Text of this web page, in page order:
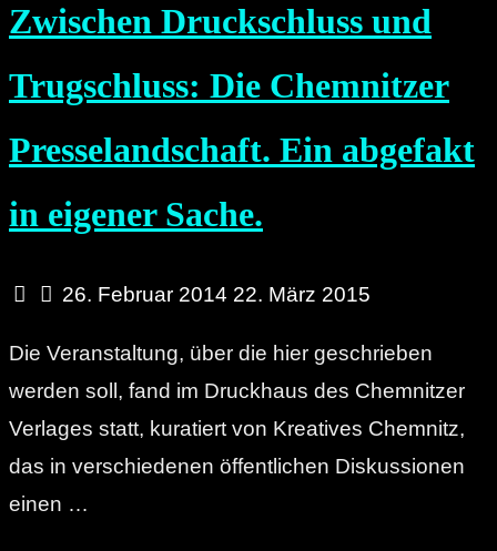
Zwischen Druckschluss und
Trugschluss: Die Chemnitzer
Presselandschaft. Ein abgefakt
in eigener Sache.
26. Februar 2014 22. März 2015
Die Veranstaltung, über die hier geschrieben
werden soll, fand im Druckhaus des Chemnitzer
Verlages statt, kuratiert von Kreatives Chemnitz,
das in verschiedenen öffentlichen Diskussionen
einen …